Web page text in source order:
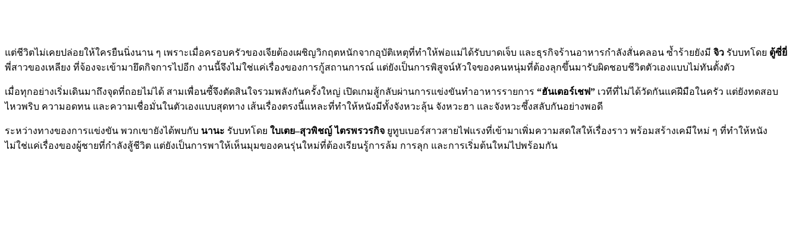
แต่ชีวิตไม่เคยปล่อยให้ใครยืนนิ่งนาน ๆ เพราะเมื่อครอบครัวของเจียต้องเผชิญวิกฤตหนักจากอุบัติเหตุที่ทำให้พ่อแม่ได้รับบาดเจ็บ และธุรกิจร้านอาหารกำลังสั่นคลอน ซ้ำร้ายยังมี จิว รับบทโดย ตู้ซี่ยี่
พี่สาวของเหลียง ที่จ้องจะเข้ามายึดกิจการไปอีก งานนี้จึงไม่ใช่แค่เรื่องของการกู้สถานการณ์ แต่ยังเป็นการพิสูจน์หัวใจของคนหนุ่มที่ต้องลุกขึ้นมารับผิดชอบชีวิตตัวเองแบบไม่ทันตั้งตัว
เมื่อทุกอย่างเริ่มเดินมาถึงจุดที่ถอยไม่ได้ สามเพื่อนซี้จึงตัดสินใจรวมพลังกันครั้งใหญ่ เปิดเกมสู้กลับผ่านการแข่งขันทำอาหารรายการ “ฮันเตอร์เชฟ” เวทีที่ไม่ได้วัดกันแค่ฝีมือในครัว แต่ยังทดสอบ
ไหวพริบ ความอดทน และความเชื่อมั่นในตัวเองแบบสุดทาง เส้นเรื่องตรงนี้แหละที่ทำให้หนังมีทั้งจังหวะลุ้น จังหวะฮา และจังหวะซึ้งสลับกันอย่างพอดี
ระหว่างทางของการแข่งขัน พวกเขายังได้พบกับ นานะ รับบทโดย ใบเตย–สุวพิชญ์ ไตรพรวรกิจ ยูทูบเบอร์สาวสายไฟแรงที่เข้ามาเพิ่มความสดใสให้เรื่องราว พร้อมสร้างเคมีใหม่ ๆ ที่ทำให้หนัง
ไม่ใช่แค่เรื่องของผู้ชายที่กำลังสู้ชีวิต แต่ยังเป็นการพาให้เห็นมุมของคนรุ่นใหม่ที่ต้องเรียนรู้การล้ม การลุก และการเริ่มต้นใหม่ไปพร้อมกัน